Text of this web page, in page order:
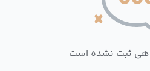
ثبت نشده است